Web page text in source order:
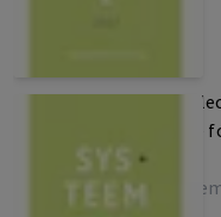
A Serious Case of
Child Rearing. Outline
Parenting
Tijdschrift voor